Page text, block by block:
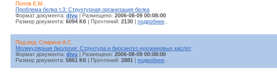
Попов Е.М.
Проблема белка т.3: Структурная организация белка
Формат документа: djvu | Размещено: 2006-08-09 00:08:00
Размер документа: 6094 Кб | Прочтений: 2130 подробнее
Под ред. Спирина А.С.
Молекулярная биология: Структура и биосинтез нуклеиновых кислот
Формат документа: djvu | Размещено: 2006-08-09 00:08:00
Размер документа: 5861 Кб | Прочтений: 2881 подробнее